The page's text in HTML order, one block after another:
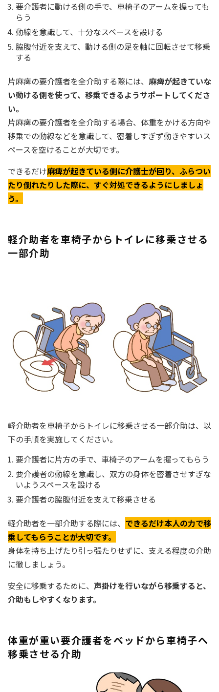
要介護者に動ける側の手で、車椅子のアームを握っても
らう
動線を意識して、十分なスペースを設ける
脇腹付近を支えて、動ける側の足を軸に回転させて移乗
する
片麻痺の要介護者を全介助する際には、 麻痺が起きていな
い動ける側を使って、移乗できるようサポートしてくださ
い。
片麻痺の要介護者を全介助する場合、体重をかける方向や
移乗での動線などを意識して、密着しすぎず動きやすいス
ペースを空けることが大切です。
できるだけ麻痺が起きている側に介護士が回り、ふらつい
たり倒れたりした際に、すぐ対処できるようにしましょ
う。
軽介助者を車椅子からトイレに移乗させる
一部介助
軽介助者を車椅子からトイレに移乗させる一部介助は、以
下の手順を実施してください。
要介護者に片方の手で、車椅子のアームを握ってもらう
要介護者の動線を意識し、双方の身体を密着させすぎな
いようスペースを設ける
要介護者の脇腹付近を支えて移乗させる
軽介助者を一部介助する際には、 できるだけ本人の力で移
乗してもらうことが大切です。
身体を持ち上げたり引っ張たりせずに、支える程度の介助
に徹しましょう。
安全に移乗するために、 声掛けを行いながら移乗すると、
介助もしやすくなります。
体重が重い要介護者をベッドから車椅子へ
移乗させる介助